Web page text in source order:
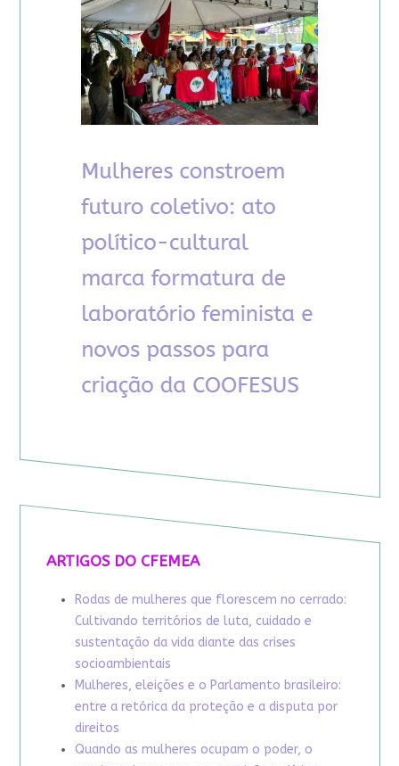
ARTIGOS DO CFEMEA
Rodas de mulheres que florescem no cerrado:
Cultivando territórios de luta, cuidado e
sustentação da vida diante das crises
socioambientais
Mulheres, eleições e o Parlamento brasileiro:
entre a retórica da proteção e a disputa por
direitos
Quando as mulheres ocupam o poder, o